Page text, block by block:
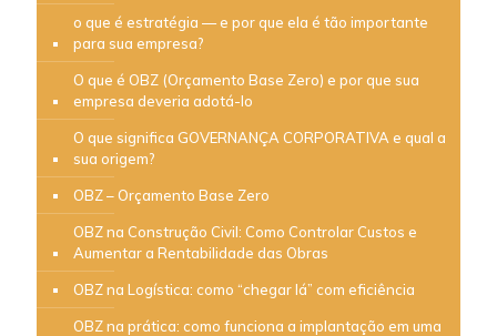
o que é estratégia — e por que ela é tão importante
para sua empresa?
O que é OBZ (Orçamento Base Zero) e por que sua
empresa deveria adotá-lo
O que significa GOVERNANÇA CORPORATIVA e qual a
sua origem?
OBZ – Orçamento Base Zero
OBZ na Construção Civil: Como Controlar Custos e
Aumentar a Rentabilidade das Obras
OBZ na Logística: como “chegar lá” com eficiência
OBZ na prática: como funciona a implantação em uma